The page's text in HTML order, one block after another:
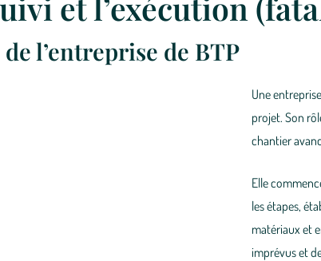
de l’entreprise de BTP
Une
projet. Son
chantier
Elle
les étapes,
matériaux et
imprévus et